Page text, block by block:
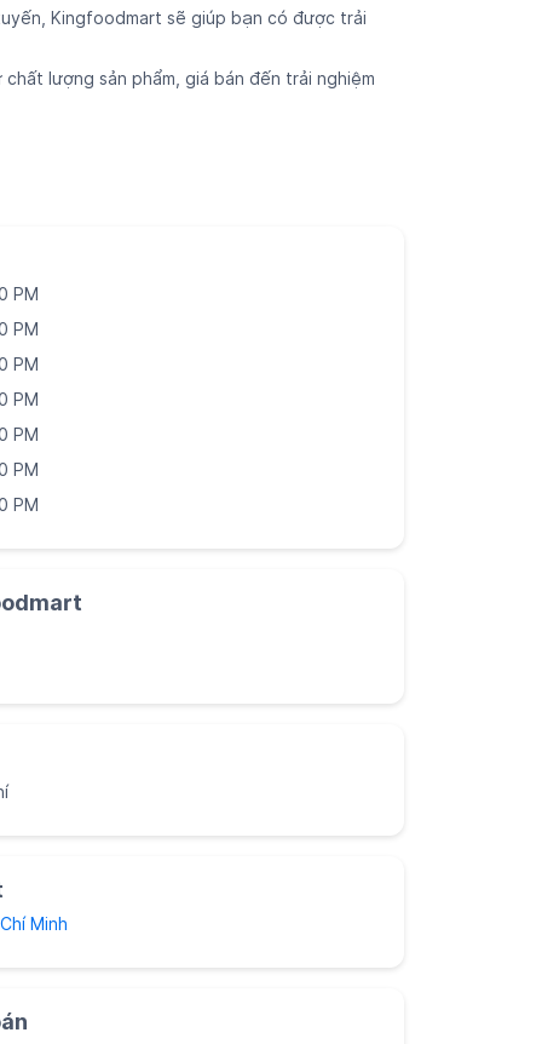
Kingfoodmart sẽ giúp bạn có được trải
lượng sản phẩm, giá bán đến trải nghiệm
PM
PM
PM
PM
PM
PM
PM
Minh